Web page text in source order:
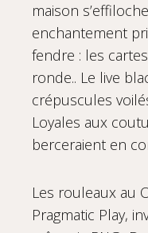
maison
enchantement
fendre : les
ronde.. Le live
crépuscules
Loyales aux
berceraient en
Les rouleaux au
Pragmatic Play,